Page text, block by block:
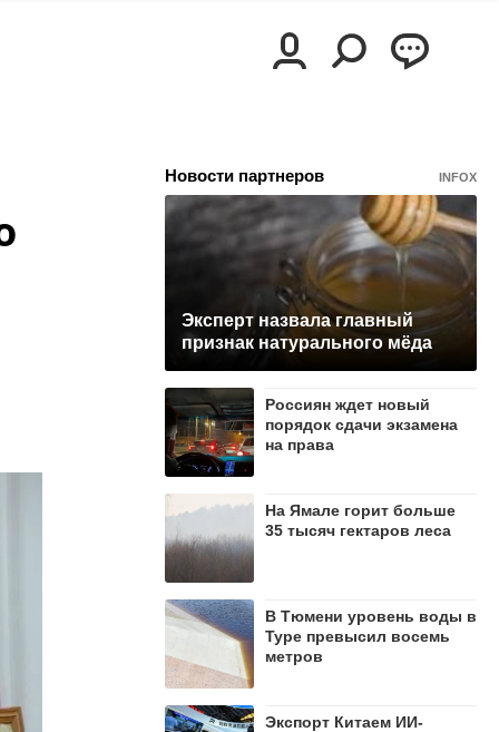
Новости партнеров INFOX
Эксперт назвала главный
признак натурального мёда
Россиян ждет новый
порядок сдачи экзамена
на права
На Ямале горит больше
35 тысяч гектаров леса
В Тюмени уровень воды в
Туре превысил восемь
метров
Экспорт Китаем ИИ-